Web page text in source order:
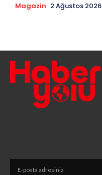
Magazin 2 Ağustos 2026